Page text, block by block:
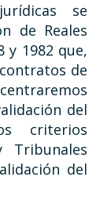
se
de Reales
y 1982 que,
de
del
criterios
Tribunales
del